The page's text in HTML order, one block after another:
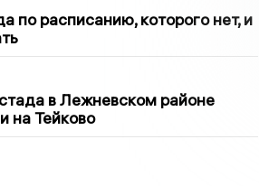
по расписанию, которого нет, и
в Лежневском районе
на Тейково